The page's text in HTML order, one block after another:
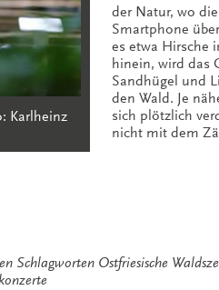
Karlheinz
der Natur, wo
Smartphone
es etwa Hirsche
hinein, wird das
Sandhügel und
den Wald. Je
sich plötzlich
nicht mit dem
Schlagworten Ostfriesische